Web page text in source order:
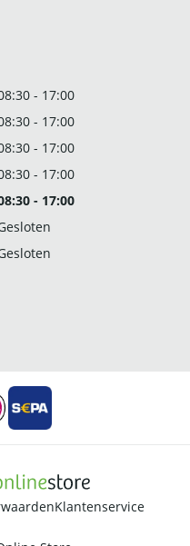
- 17:00
- 17:00
- 17:00
- 17:00
- 17:00
Klantenservice